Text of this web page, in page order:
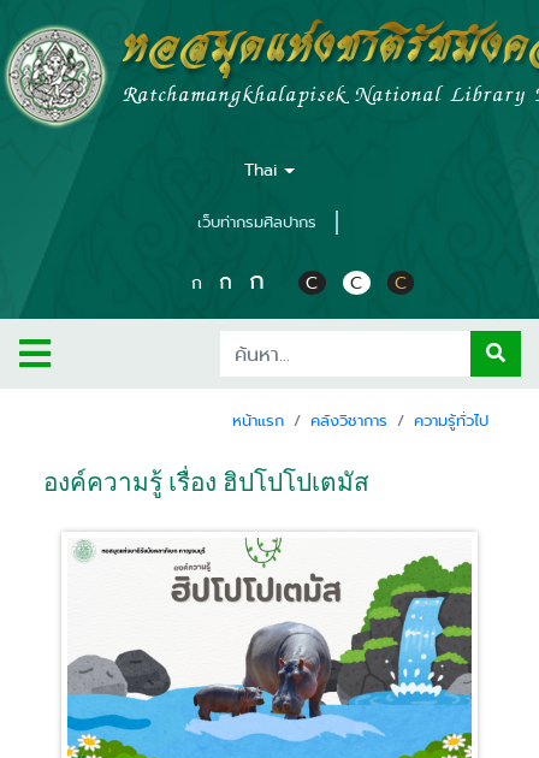
หอสมุดแห่งชาติรัชมัง
Ratchamangkhalapisek National Library
Thai
เว็บท่ากรมศิลปากร
ก ก ก C C C
หน้าแรก คลังวิชาการ ความรู้ทั่วไป
องค์ความรู้ เรื่อง ฮิปโปโปเตมัส